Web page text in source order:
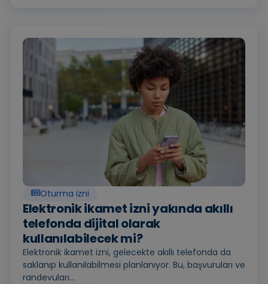
Oturma izni
Elektronik ikamet izni yakında akıllı
telefonda dijital olarak
kullanılabilecek mi?
Elektronik ikamet izni, gelecekte akıllı telefonda da
saklanıp kullanılabilmesi planlanıyor. Bu, başvuruları ve
randevuları...